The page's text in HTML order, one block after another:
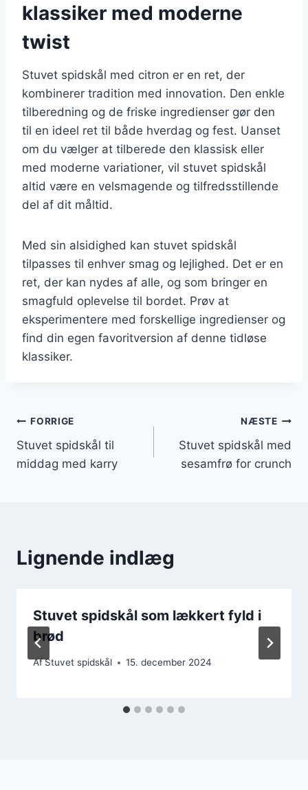
klassiker med moderne
twist
Stuvet spidskål med citron er en ret, der
kombinerer tradition med innovation. Den enkle
tilberedning og de friske ingredienser gør den
til en ideel ret til både hverdag og fest. Uanset
om du vælger at tilberede den klassisk eller
med moderne variationer, vil stuvet spidskål
altid være en velsmagende og tilfredsstillende
del af dit måltid.
Med sin alsidighed kan stuvet spidskål
tilpasses til enhver smag og lejlighed. Det er en
ret, der kan nydes af alle, og som bringer en
smagfuld oplevelse til bordet. Prøv at
eksperimentere med forskellige ingredienser og
find din egen favoritversion af denne tidløse
klassiker.
Indlægsnavigation
FORRIGE
Stuvet spidskål til
middag med karry
NÆSTE
Stuvet spidskål med
sesamfrø for crunch
Lignende indlæg
Stuvet spidskål som lækkert fyld i
brød
AfStuvet spidskål 15. december 2024